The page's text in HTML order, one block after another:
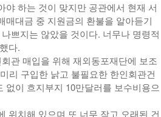
하는 것이 맞지만 공관에서 현재 서
매대금 중 지원금의 환불을 알아듣기
쁘지는 않았을 것이다. 너무나 명령적
다.
관 매입을 위해 재외동포재단에 보조
리 구입한 낡고 불필요한 한인회관건
이 흐지부지 10만달러를 보수비용으
위치해 있으며 또 너무 작고 오래된 건